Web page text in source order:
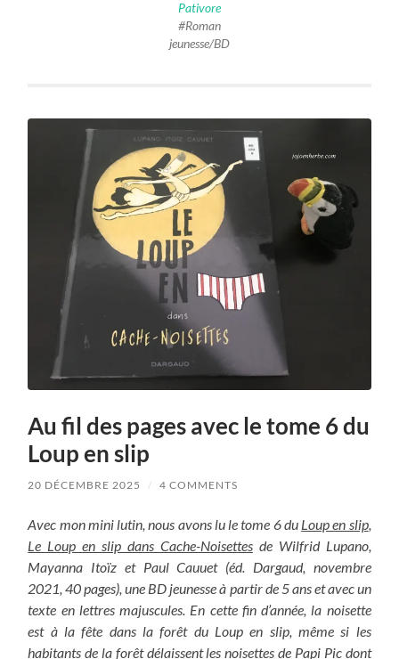
Pativore
#Roman
jeunesse/BD
Au fil des pages avec le tome 6 du
Loup en slip
20 DÉCEMBRE 2025 / 4 COMMENTS
Avec mon mini lutin, nous avons lu le tome 6 du Loup en slip,
Le Loup en slip dans Cache-Noisettesde Wilfrid Lupano,
Mayanna Itoïz et Paul Cauuet (éd. Dargaud, novembre
2021, 40 pages), une BD jeunesse à partir de 5 ans et avec un
texte en lettres majuscules. En cette fin d’année, la noisette
est à la fête dans la forêt du Loup en slip, même si les
habitants de la forêt délaissent les noisettes de Papi Pic dont